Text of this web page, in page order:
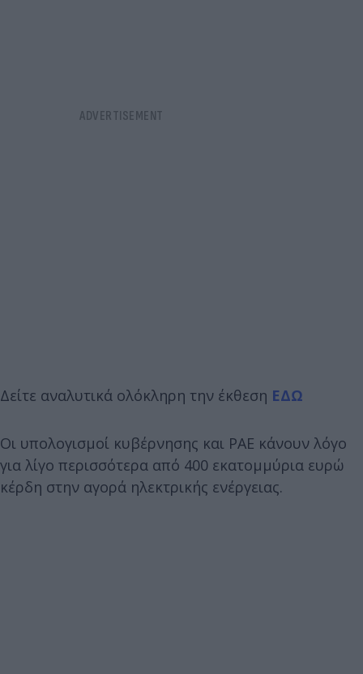
Δείτε αναλυτικά ολόκληρη την έκθεση ΕΔΩ
Οι υπολογισμοί κυβέρνησης και ΡΑΕ κάνουν λόγο
για λίγο περισσότερα από 400 εκατομμύρια ευρώ
κέρδη στην αγορά ηλεκτρικής ενέργειας.